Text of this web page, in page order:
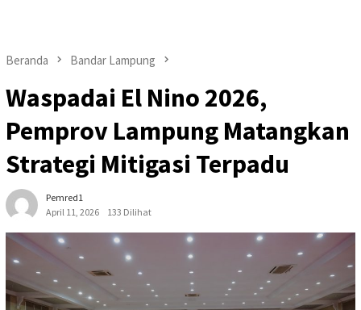
Beranda Bandar Lampung
Waspadai El Nino 2026,
Pemprov Lampung Matangkan
Strategi Mitigasi Terpadu
Pemred1
April 11, 2026
133 Dilihat